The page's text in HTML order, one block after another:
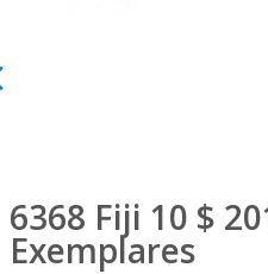
6368 Fiji 10 $
Exemplares